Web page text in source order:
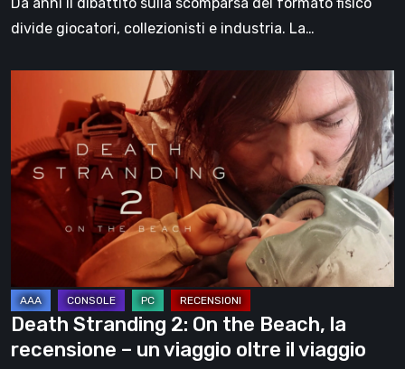
divide giocatori, collezionisti e industria. La…
Stranding
On
the
Beach,
recensione
–
un
viaggio
oltre
Death Stranding 2: On the Beach, la
recensione – un viaggio oltre il viaggio